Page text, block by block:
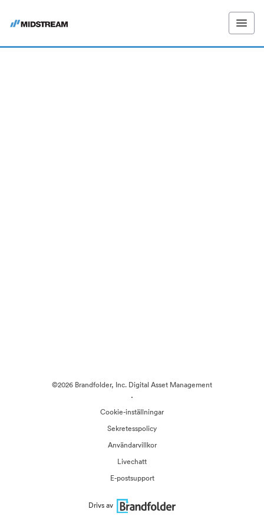
©2026 Brandfolder, Inc. Digital Asset Management
·
Cookie-inställningar
Sekretesspolicy
Användarvillkor
Livechatt
E-postsupport
Drivs av